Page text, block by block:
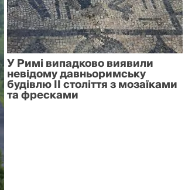
У Римі випадково виявили
невідому давньоримську
будівлю II століття з мозаїками
та фресками